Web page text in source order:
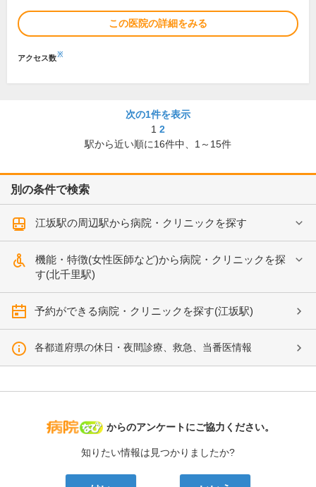
この医院の詳細をみる
アクセス数※
次の1件を表示
1 2
駅から近い順に16件中、 1～15件
別の条件で検索
江坂駅の周辺駅から病院・クリニックを探す
機能・特徴(女性医師など)から病院・クリニックを探
す(北千里駅)
予約ができる病院・クリニックを探す(江坂駅)
各都道府県の休日・夜間診療、救急、当番医情報
病院なび
からのアンケートにご協力ください。
知りたい情報は見つかりましたか?